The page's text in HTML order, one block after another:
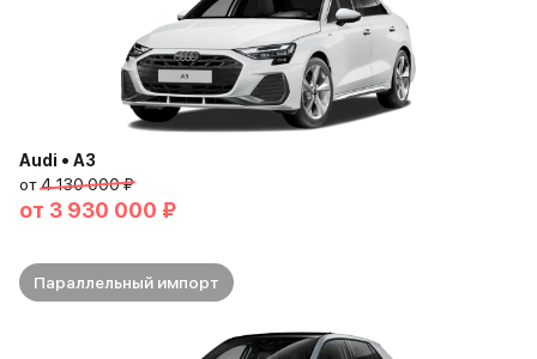
Audi • A3
от4 130 000 ₽
от 3 930 000 ₽
Параллельный импорт